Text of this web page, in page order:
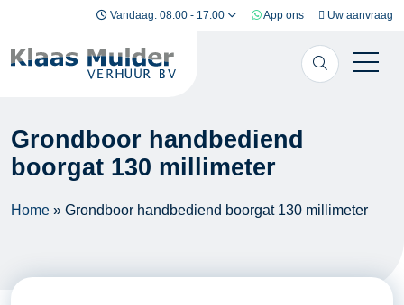
Ga naar inhoud Vandaag: 08:00 - 17:00 App ons Uw aanvraag
Grondboor handbediend
boorgat 130 millimeter
Home » Grondboor handbediend boorgat 130 millimeter